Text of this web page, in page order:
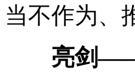
当不作为、
亮剑